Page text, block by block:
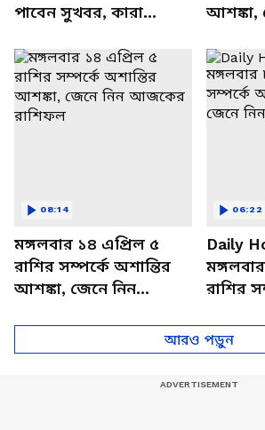
পাবেন সুখবর, কারা
বিশদে
আশঙ্কা,
মঙ্গলবার ১৪ এপ্রিল ৫
রাশির সম্পর্কে অশান্তির
আশঙ্কা, জেনে নিন
08:14
Daily
রাশির
আজকের
06:22
আরও পড়ুন